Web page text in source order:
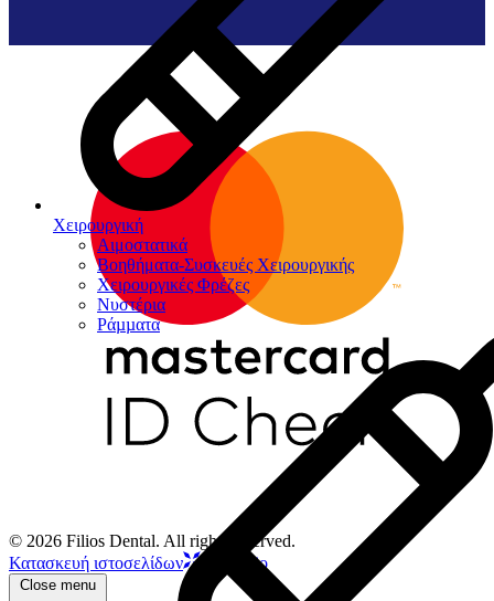
Χειρουργική
Αιμοστατικά
Βοηθήματα-Συσκευές Χειρουργικής
Χειρουργικές Φρέζες
Νυστέρια
Ράµµατα
© 2026 Filios Dental. All rights reserved.
Κατασκευή ιστοσελίδων
Netstudio
Close menu